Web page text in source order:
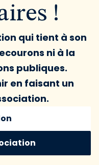
!
qui tient à son
ni à la
publiques.
en faisant un